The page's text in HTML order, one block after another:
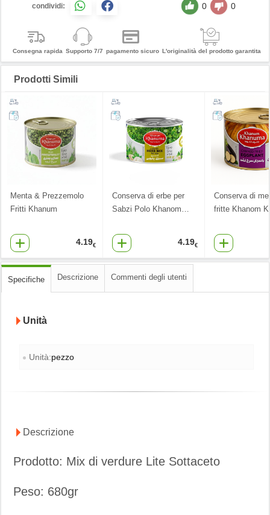
condividi: 0 0
Consegna rapida Supporto 7/7 pagamento sicuro L'originalità del prodotto garantita
Prodotti Simili
Menta & Prezzemolo
Fritti Khanum
4.19€
Conserva di erbe per
Sabzi Polo Khanom…
4.19€
Conserva di
fritte Khanom
Specifiche Descrizione Commenti degli utenti
Unità
Unità:pezzo
Descrizione
Prodotto: Mix di verdure Lite Sottaceto
Peso: 680gr